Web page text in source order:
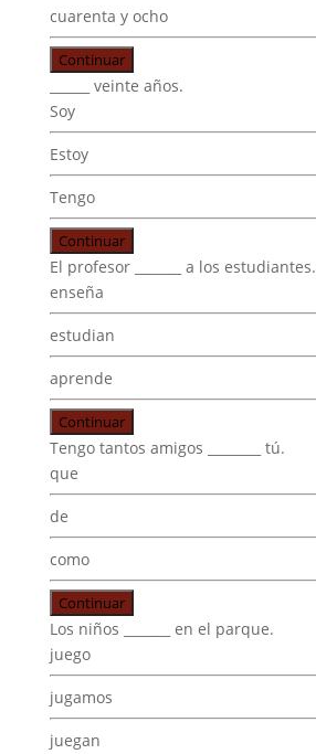
cuarenta y ocho
Continuar
______ veinte años.
Soy
Estoy
Tengo
Continuar
El profesor _______ a los estudiantes.
enseña
estudian
aprende
Continuar
Tengo tantos amigos ________ tú.
que
de
como
Continuar
Los niños _______ en el parque.
juego
jugamos
juegan